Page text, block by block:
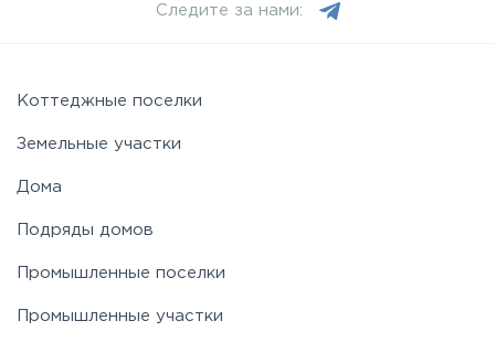
Следите за нами:
Коттеджные поселки
Земельные участки
Дома
Подряды домов
Промышленные поселки
Промышленные участки